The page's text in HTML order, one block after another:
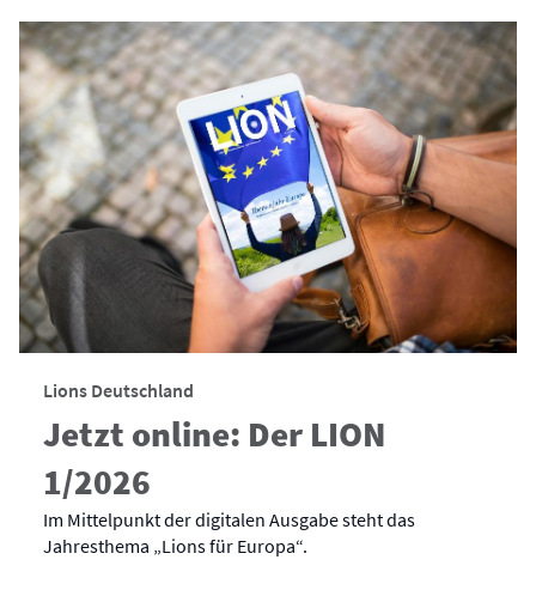
Lions Deutschland
Jetzt online: Der LION
1/2026
Im Mittelpunkt der digitalen Ausgabe steht das
Jahresthema „Lions für Europa“.